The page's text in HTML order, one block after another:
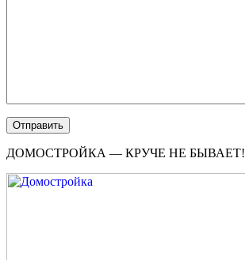
ДОМОСТРОЙКА — КРУЧЕ НЕ БЫВАЕТ!